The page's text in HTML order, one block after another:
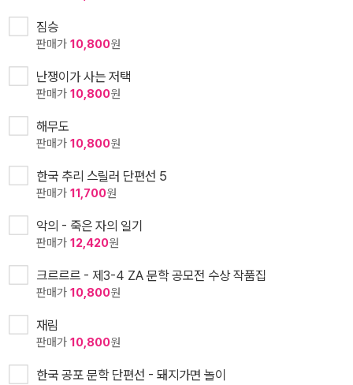
짐승
판매가 10,800원
난쟁이가 사는 저택
판매가 10,800원
해무도
판매가 10,800원
한국 추리 스릴러 단편선 5
판매가 11,700원
악의 - 죽은 자의 일기
판매가 12,420원
크르르르 - 제3-4 ZA 문학 공모전 수상 작품집
판매가 10,800원
재림
판매가 10,800원
한국 공포 문학 단편선 - 돼지가면 놀이